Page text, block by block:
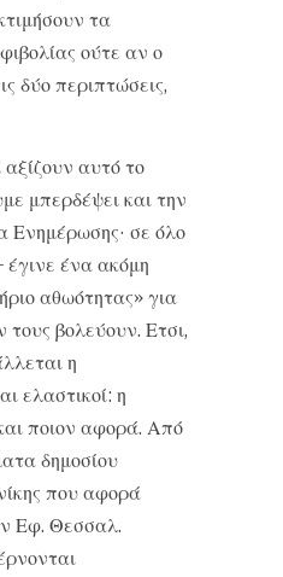
τα
ούτε αν ο
δύο περιπτώσεις,
αυτό το
μπερδέψει και την
Ενημέρωσης· σε όλο
έγινε ένα ακόμη
αθωότητας» για
τους βολεύουν. Ετσι,
η
ελαστικοί: η
ποιον αφορά. Από
δημοσίου
που αφορά
Εφ. Θεσσαλ.